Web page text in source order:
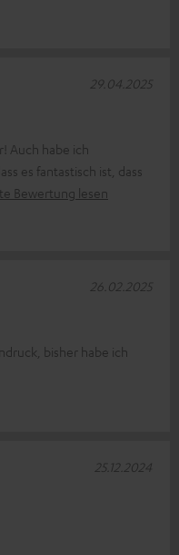
Auch habe ich
es fantastisch ist, dass
Bewertung lesen
29.04.2025
bisher habe ich
26.02.2025
25.12.2024